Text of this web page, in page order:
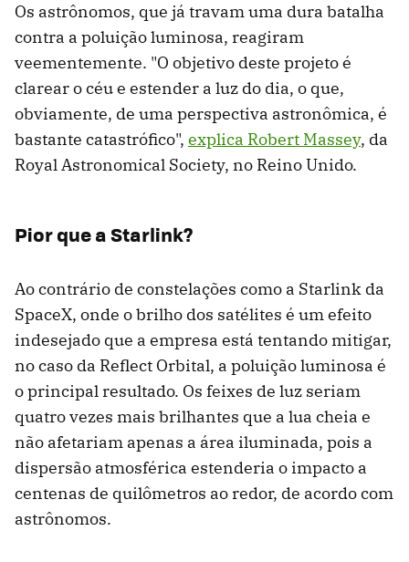
Os astrônomos, que já travam uma dura batalha
contra a poluição luminosa, reagiram
veementemente. "O objetivo deste projeto é
clarear o céu e estender a luz do dia, o que,
obviamente, de uma perspectiva astronômica, é
bastante catastrófico", explica Robert Massey, da
Royal Astronomical Society, no Reino Unido.
Pior que a Starlink?
Ao contrário de constelações como a Starlink da
SpaceX, onde o brilho dos satélites é um efeito
indesejado que a empresa está tentando mitigar,
no caso da Reflect Orbital, a poluição luminosa é
o principal resultado. Os feixes de luz seriam
quatro vezes mais brilhantes que a lua cheia e
não afetariam apenas a área iluminada, pois a
dispersão atmosférica estenderia o impacto a
centenas de quilômetros ao redor, de acordo com
astrônomos.